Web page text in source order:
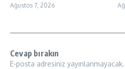
Ağustos 7, 2026
Cevap bırakın
E-posta adresiniz yayınlanmayacak.